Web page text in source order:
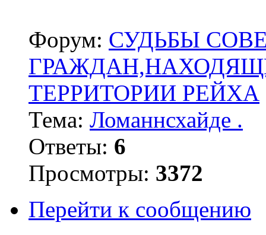
Форум: СУДЬБЫ
ТЕРРИТОРИИ РЕЙХА
Тема: Ломаннсхайде .
Ответы: 6
Просмотры: 3372
Перейти к сообщению